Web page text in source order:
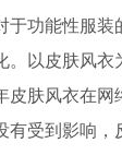
功能性服装
。以皮肤风衣
皮肤风衣在网
有受到影响，